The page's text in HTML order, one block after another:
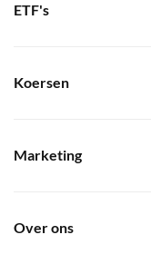
ETF's
Koersen
Marketing
Over ons